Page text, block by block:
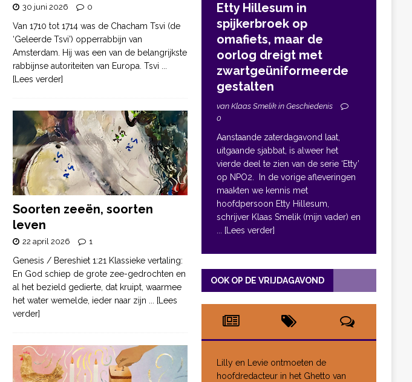
30 juni 2026 0
Van 1710 tot 1714 was de Chacham Tsvi (de
‘Geleerde Tsvi’) opperrabbijn van
Amsterdam. Hij was een van de belangrijkste
rabbijnse autoriteiten van Europa. Tsvi
[Lees verder]
Soorten zeeën, soorten
leven
22 april 2026 1
Genesis / Bereshiet 1:21 Klassieke vertaling:
En God schiep de grote zee-gedrochten en
al het bezield gedierte, dat kruipt, waarmee
het water wemelde, ieder naar zijn ... [Lees
verder]
Etty Hillesum in
spijkerbroek op
omafiets, maar de
oorlog dreigt met
zwartgeüniformeerde
gestalten
van Klaas Smelik in Geschiedenis
0
Aanstaande zaterdagavond laat,
uitgaande sjabbat, is alweer het
vierde deel te zien van de serie ‘Etty’
op NPO2. In de vorige afleveringen
maakten we kennis met
hoofdpersoon Etty Hillesum,
schrijver Klaas Smelik (mijn vader) en
... [Lees verder]
OOK OP DE VRIJDAGAVOND
Lilly en Levie ontmoeten de
hoofdredacteur in het Ghetto van